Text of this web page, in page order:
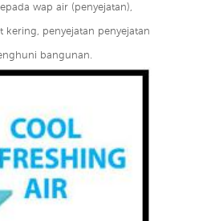
wap air (penyejatan),
penyejatan penyejatan
bangunan.